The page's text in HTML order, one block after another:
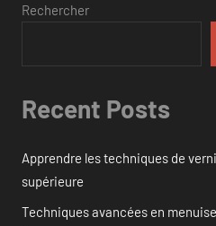
Rechercher
Recent Posts
Apprendre les techniques de
supérieure
Techniques avancées en